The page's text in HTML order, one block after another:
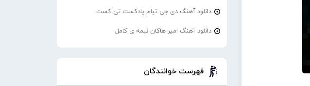
دانلود آهنگ دی جی تیام پادکست تی کست
دانلود آهنگ امیر هاکان نیمه ی کامل
فهرست خوانندگان